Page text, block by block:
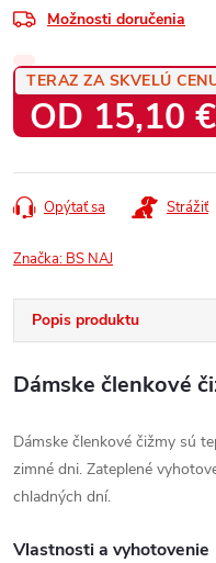
Možnosti doručenia
TERAZ ZA SKVELÚ
OD 15,10 €
cena:
Opýtať sa Strážiť
Značka: BS NAJ
Popis produktu
Dámske členkové
Dámske členkové čižmy sú
zimné dni. Zateplené
chladných dní.
Vlastnosti a vyhotovenie